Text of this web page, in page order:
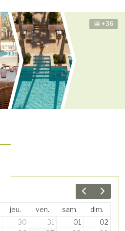
+36
Previous
Next
jeu. ven. sam.
dim.
30 31 01
02